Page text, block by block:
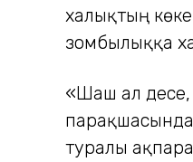
халықтың
зомбылыққа
«Шаш ал десе,
туралы